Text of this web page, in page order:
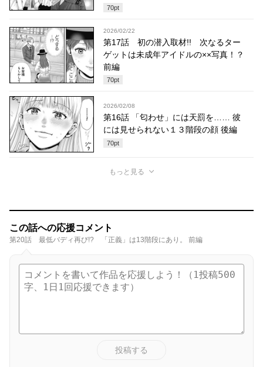
70pt
2026/02/22
第17話 初の潜入取材!! 次なるター
ゲットは未成年アイドルの××写真！？
前編
70pt
2026/02/08
第16話 「匂わせ」には天罰を…… 彼
には見せられない１３階段の顔 後編
70pt
もっと見る
この話への応援コメント
第20話 最低バディ再び!? 「正義」は13階段にあり。 前編
投稿する